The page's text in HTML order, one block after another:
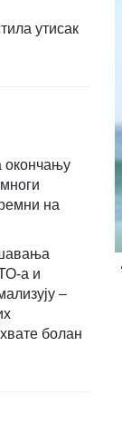
утисак
окончању
на
а и
–
болан